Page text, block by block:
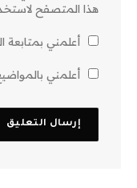
هذا المتصفح
أعلمني بمتابعة
أعلمني